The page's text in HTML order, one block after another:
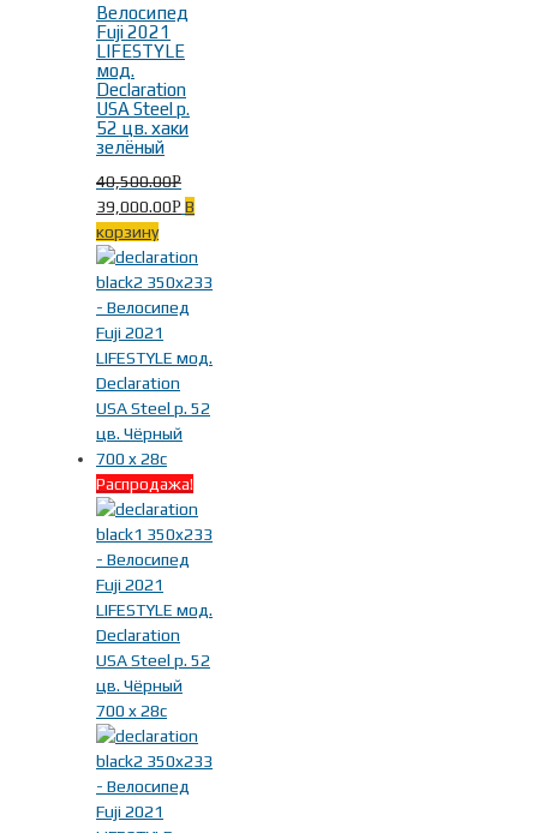
Велосипед
Fuji 2021
LIFESTYLE
мод.
Declaration
USA Steel р.
52 цв. хаки
зелёный
40,500.00Р
39,000.00Р В
корзину
Распродажа!